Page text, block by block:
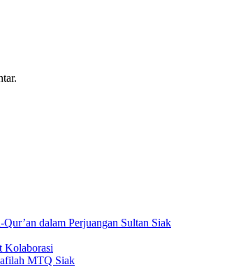
dalam Perjuangan Sultan Siak
Kolaborasi
MTQ Siak